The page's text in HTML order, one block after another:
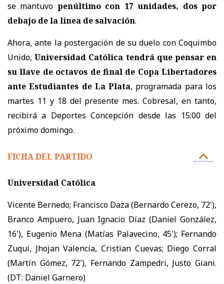
se mantuvo penúltimo con 17 unidades, dos por
debajo de la línea de salvación.
Ahora, ante la postergación de su duelo con Coquimbo
Unido,Universidad Católica tendrá que pensar en
su llave de octavos de final de Copa Libertadores
ante Estudiantes de La Plata, programada para los
martes 11 y 18 del presente mes. Cobresal, en tanto,
recibirá a Deportes Concepción desde las 15:00 del
próximo domingo.
FICHA DEL PARTIDO
Universidad Católica
Vicente Bernedo; Francisco Daza (Bernardo Cerezo, 72'),
Branco Ampuero, Juan Ignacio Díaz (Daniel González,
16'), Eugenio Mena (Matías Palavecino, 45'); Fernando
Zuqui, Jhojan Valencia, Cristian Cuevas; Diego Corral
(Martín Gómez, 72'), Fernando Zampedri, Justo Giani.
(DT: Daniel Garnero)